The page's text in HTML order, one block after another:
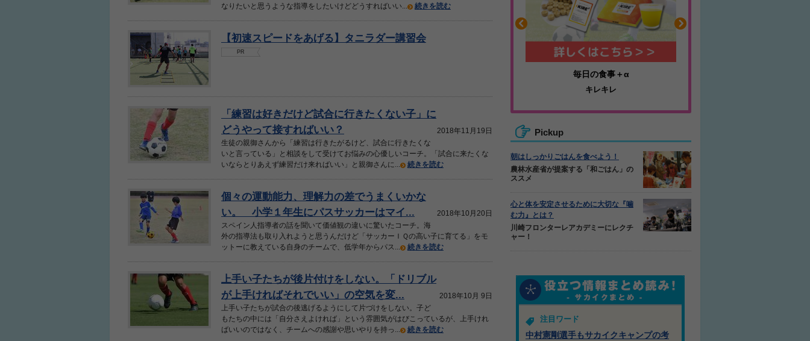
なりたいと思うような指導をしたいけどどうすればいい...
続きを読む
【初速スピードをあげる】タニラダー講習会
PR
「練習は好きだけど試合に行きたくない子」に
どうやって接すればいい？
2018年11月19日
生徒の親御さんから「練習は行きたがるけど、試合に行きたくな
いと言っている」と相談をして受けてお悩みの心優しいコーチ。「試合に来たくな
いならとりあえず練習だけ来ればいい」と親御さんに...
続きを読む
個々の運動能力、理解力の差でうまくいかな
い。 小学１年生にパスサッカーはマイ...
2018年10月20日
スペイン人指導者の話を聞いて価値観の違いに驚いたコーチ。海
外の指導法も取り入れようと思うんだけど「サッカーＩＱの高い子に育てる」をモ
ットーに教えている自身のチームで、低学年からパス...
続きを読む
上手い子たちが後片付けをしない。「ドリブル
が上手ければそれでいい」の空気を変...
2018年10月 9日
上手い子たちが試合の後逃げるようにして片づけをしない。子ど
もたちの中には「自分さえよければ」という雰囲気がはびこっているが、上手けれ
ばいいのではなく、チームへの感謝や思いやりを持っ...
続きを読む
わかりやすい質問に沿って書ける 耐久性抜群のミニゴール
アルファゴール
Pickup
朝はしっかりごはんを食べよう！
農林水産省が提案する「和ごはん」の
ススメ
心と体を安定させるために大切な『噛
む力』とは？
川崎フロンターレアカデミーにレクチ
ャー！
注目ワード
中村憲剛選手もサカイクキャンプの考